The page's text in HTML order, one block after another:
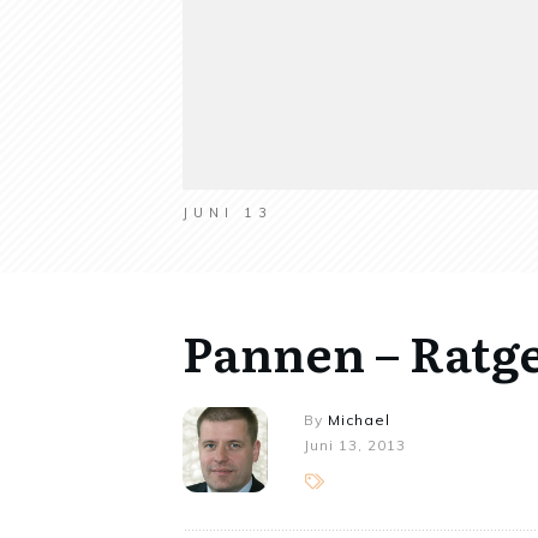
JUNI 13
Pannen –
By Michael
Juni 13, 2013